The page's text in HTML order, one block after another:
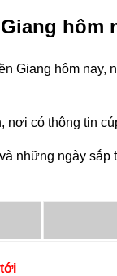
hôm
Giang hôm
có thông tin
những ngày